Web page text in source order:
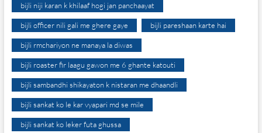
bijli niji karan k khilaaf hogi jan panchaayat
bijli officer nili gali me ghere gaye bijli pareshaan karte hai
bijli rmchariyon ne manaya la diwas
bijli roaster fir laagu gawon me 6 ghante katouti
bijli sambandhi shikayaton k nistaran me dhaandli
bijli sankat ko le kar vyapari md se mile
bijli sankat ko leker futa ghussa